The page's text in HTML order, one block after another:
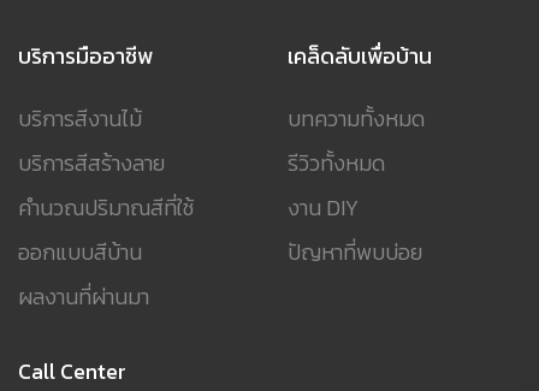
บริการมืออาชีพ
บริการสีงานไม้
บริการสีสร้างลาย
คำนวณปริมาณสีที่ใช้
ออกแบบสีบ้าน
ผลงานที่ผ่านมา
เคล็ดลับเพื่อบ้าน
บทความทั้งหมด
รีวิวทั้งหมด
งาน DIY
ปัญหาที่พบบ่อย
Call Center